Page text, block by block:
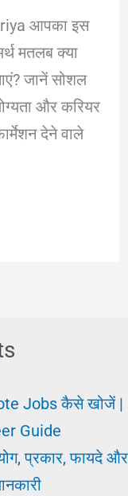
आपका इस
मतलब क्या
जानें सोशल
और करियर
देने वाले
Jobs कैसे खोजें |
Guide
प्रकार, फायदे और